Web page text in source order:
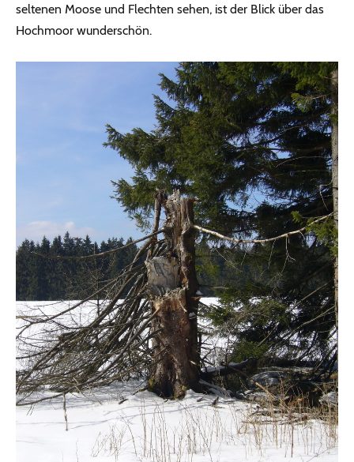
seltenen Moose und Flechten sehen, ist der Blick über das
Hochmoor wunderschön.